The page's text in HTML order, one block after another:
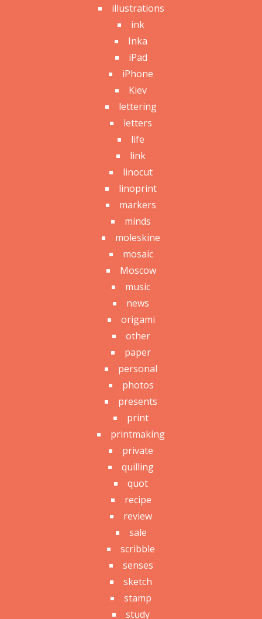
illustrations
ink
Inka
iPad
iPhone
Kiev
lettering
letters
life
link
linocut
linoprint
markers
minds
moleskine
mosaic
Moscow
music
news
origami
other
paper
personal
photos
presents
print
printmaking
private
quilling
quot
recipe
review
sale
scribble
senses
sketch
stamp
study